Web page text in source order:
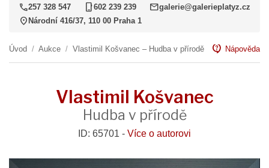
call257 328 547 phone_iphone602 239 239 mailgalerie@galerieplatyz.cz
location_on Národní 416/37, 110 00 Praha 1
Úvod / Aukce / Vlastimil Košvanec – Hudba v přírodě contact_support Nápověda
Vlastimil Košvanec
Hudba v přírodě
ID: 65701 - Více o autorovi